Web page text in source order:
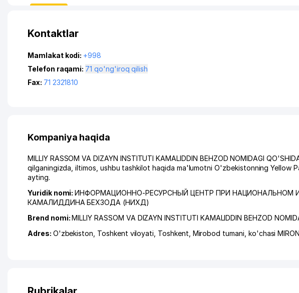
Kontaktlar
Mamlakat kodi: +998
Telefon raqami:
71 qo'ng'iroq qilish
Fax: 71 2321810
Kompaniya haqida
MILLIY RASSOM VA DIZAYN INSTITUTI KAMALIDDIN BEHZOD NOMIDAGI
qilganingizda, iltimos, ushbu tashkilot haqida ma'lumotni O'zbekistonning Yellow
ayting.
Yuridik nomi:ИНФОРМАЦИОННО-РЕСУРСНЫЙ ЦЕНТР ПРИ НАЦИОНАЛЬНОМ
КАМАЛИДДИНА БЕХЗОДА (НИХД)
Brend nomi:MILLIY RASSOM VA DIZAYN INSTITUTI KAMALIDDIN BEHZOD
Adres: O'zbekiston, Toshkent viloyati Toshkent Mirobod tumani ko'chasi